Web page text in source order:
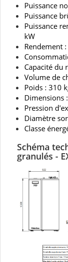
Puissance
Puissance
Puissance
kW
Rendement
Capacité du
Volume de
Poids : 310
Dimensions
Pression
Diamètre
Classe
Schéma
granulés -